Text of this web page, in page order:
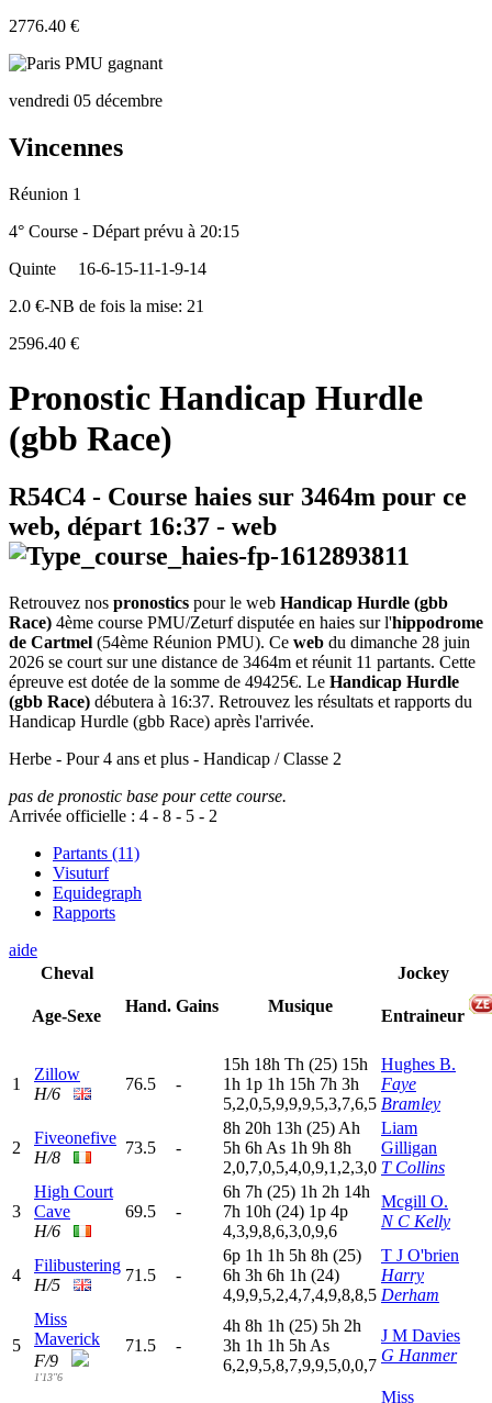
2776.40 €
vendredi 05 décembre
Vincennes
Réunion 1
4° Course - Départ prévu à 20:15
Quinte
16-6-15-11-1-9-14
2.0 €-NB de fois la mise: 21
2596.40 €
Pronostic Handicap Hurdle
(gbb Race)
R54C4 - Course haies sur 3464m pour ce
web, départ 16:37 - web
Retrouvez nos pronostics pour le web Handicap Hurdle (gbb
Race) 4ème course PMU/Zeturf disputée en haies sur l'hippodrome
de Cartmel (54ème Réunion PMU). Ce web du dimanche 28 juin
2026 se court sur une distance de 3464m et réunit 11 partants. Cette
épreuve est dotée de la somme de 49425€. Le Handicap Hurdle
(gbb Race) débutera à 16:37. Retrouvez les résultats et rapports du
Handicap Hurdle (gbb Race) après l'arrivée.
Herbe - Pour 4 ans et plus - Handicap / Classe 2
pas de pronostic base pour cette course.
Arrivée officielle : 4 - 8 - 5 - 2
Partants (11)
Visuturf
Equidegraph
Rapports
aide
Cheval
Age-Sexe
Hand. Gains Musique
Jockey
Entraineur
1
Zillow
H/6
76.5 -
15h 18h Th (25) 15h
1h 1p 1h 15h 7h 3h
5,2,0,5,9,9,9,5,3,7,6,5
Hughes B.
Faye
Bramley
2
Fiveonefive
H/8
73.5 -
8h 20h 13h (25) Ah
5h 6h As 1h 9h 8h
2,0,7,0,5,4,0,9,1,2,3,0
Liam
Gilligan
T Collins
3
High Court
Cave
H/6
69.5 -
6h 7h (25) 1h 2h 14h
7h 10h (24) 1p 4p
4,3,9,8,6,3,0,9,6
Mcgill O.
N C Kelly
4
Filibustering
H/5
71.5 -
6p 1h 1h 5h 8h (25)
6h 3h 6h 1h (24)
4,9,9,5,2,4,7,4,9,8,8,5
T J O'brien
Harry
Derham
5
Miss
Maverick
F/9
1'13"6
71.5 -
4h 8h 1h (25) 5h 2h
3h 1h 1h 5h As
6,2,9,5,8,7,9,9,5,0,0,7
J M Davies
G Hanmer
Miss